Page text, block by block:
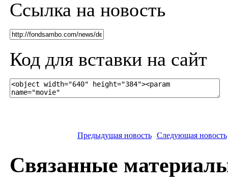
Ссылка на новость
Код для вставки на сайт
Предыдущая новость Следующая новость
Связанные